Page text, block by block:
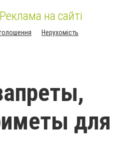
Реклама на сайті
Нерухомість
для